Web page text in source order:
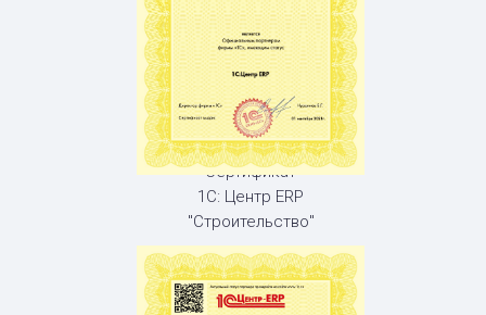
Сертификат
1С: Центр ERP
"Строительство"